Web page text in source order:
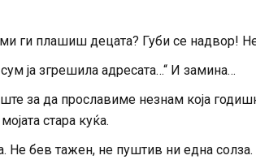
ги плашиш децата? Губи се надвор!
ја згрешила адресата…“ И замина…
за да прославиме незнам која
стара куќа.
Не бев тажен, не пуштив ни една